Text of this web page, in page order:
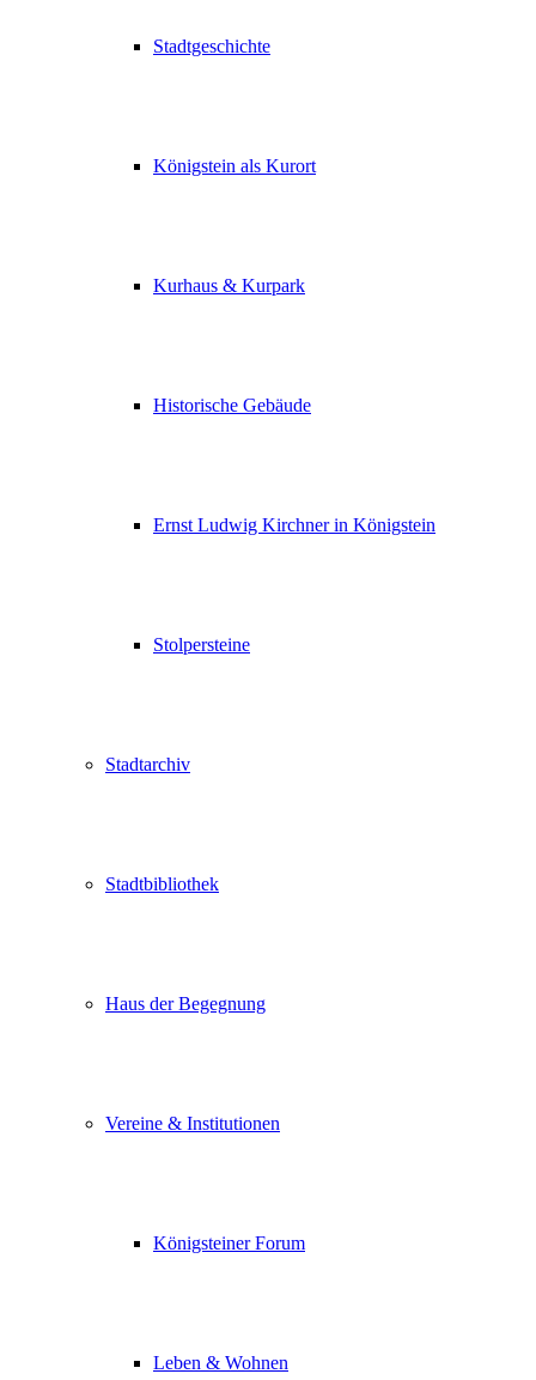
Stadtgeschichte
Königstein als Kurort
Kurhaus & Kurpark
Historische Gebäude
Ernst Ludwig Kirchner in Königstein
Stolpersteine
Stadtarchiv
Stadtbibliothek
Haus der Begegnung
Vereine & Institutionen
Königsteiner Forum
Leben & Wohnen